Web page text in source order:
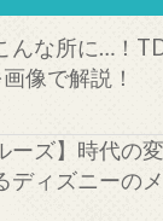
んな所に…！
像で解説！
ーズ】時代の
ディズニーの